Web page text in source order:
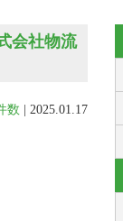
会社物流
数 2025.01.17